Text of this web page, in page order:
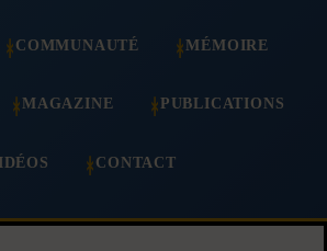
COMMUNAUTÉ MÉMOIRE
MAGAZINE PUBLICATIONS
CONTACT